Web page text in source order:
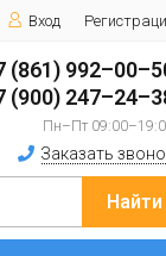
Вход
(861)
(900)
Пн–Пт
Заказать
Найти